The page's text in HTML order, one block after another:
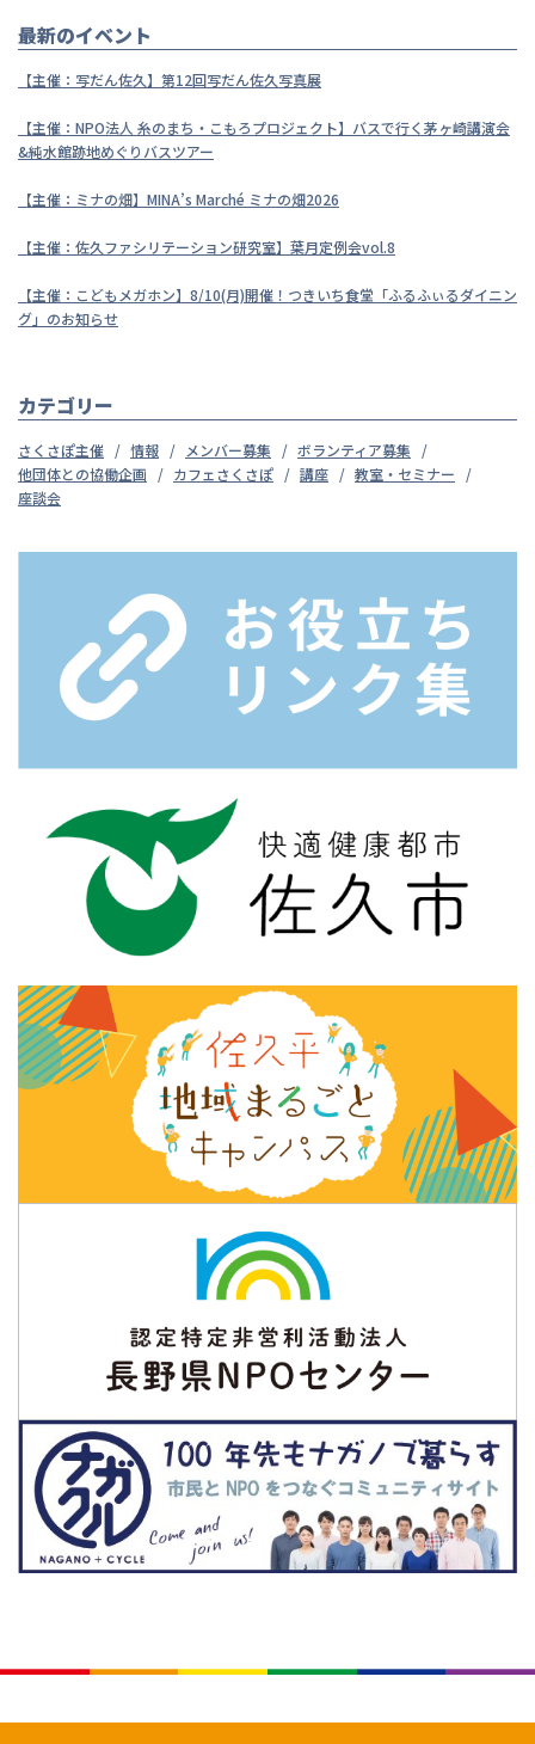
最新のイベント
【主催：写だん佐久】第12回写だん佐久写真展
【主催：NPO法人 糸のまち・こもろプロジェクト】バスで行く茅ヶ崎講演会
&純水館跡地めぐりバスツアー
【主催：ミナの畑】MINA’s Marché ミナの畑2026
【主催：佐久ファシリテーション研究室】葉月定例会vol.8
【主催：こどもメガホン】8/10(月)開催！つきいち食堂「ふるふぃるダイニン
グ」のお知らせ
カテゴリー
さくさぽ主催 情報 メンバー募集
ボランティア募集
他団体との協働企画
カフェさくさぽ 講座
教室・セミナー
座談会